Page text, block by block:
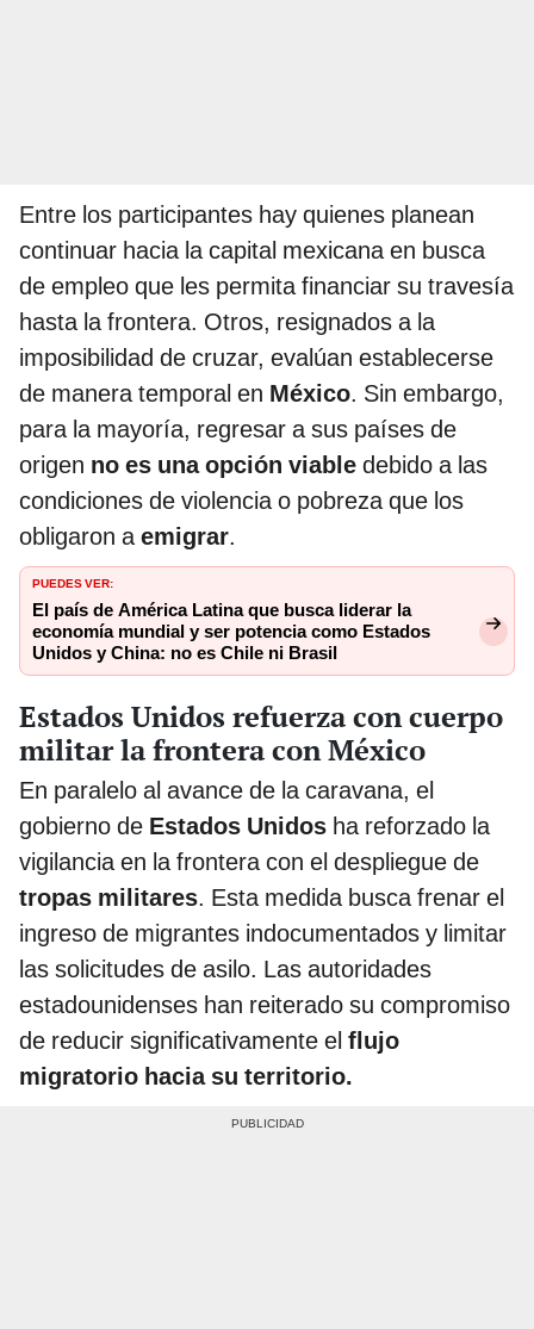
Entre los participantes hay quienes planean
continuar hacia la capital mexicana en busca
de empleo que les permita financiar su travesía
hasta la frontera. Otros, resignados a la
imposibilidad de cruzar, evalúan establecerse
de manera temporal en México. Sin embargo,
para la mayoría, regresar a sus países de
origen no es una opción viable debido a las
condiciones de violencia o pobreza que los
obligaron aemigrar.
PUEDES VER:
El país de América Latina que busca liderar la
economía mundial y ser potencia como Estados
Unidos y China: no es Chile ni Brasil
Estados Unidos refuerza con cuerpo
militar la frontera con México
En paralelo al avance de la caravana, el
gobierno de Estados Unidos ha reforzado la
vigilancia en la frontera con el despliegue de
tropas militares. Esta medida busca frenar el
ingreso de migrantes indocumentados y limitar
las solicitudes de asilo. Las autoridades
estadounidenses han reiterado su compromiso
de reducir significativamente el flujo
migratorio hacia su territorio.